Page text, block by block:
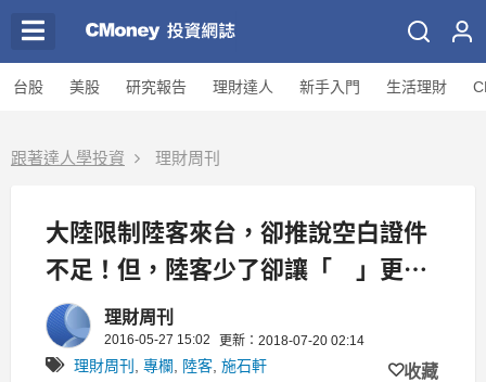
台股 美股 研究報告 理財達人 新手入門 生活理財
跟著達人學投資 理財周刊
大陸限制陸客來台，卻推說空白證件
不足！但，陸客少了卻讓「 」更好
了....
理財周刊
2016-05-27 15:02 更新：2018-07-20 02:14
理財周刊 專欄 陸客 施石軒 收藏